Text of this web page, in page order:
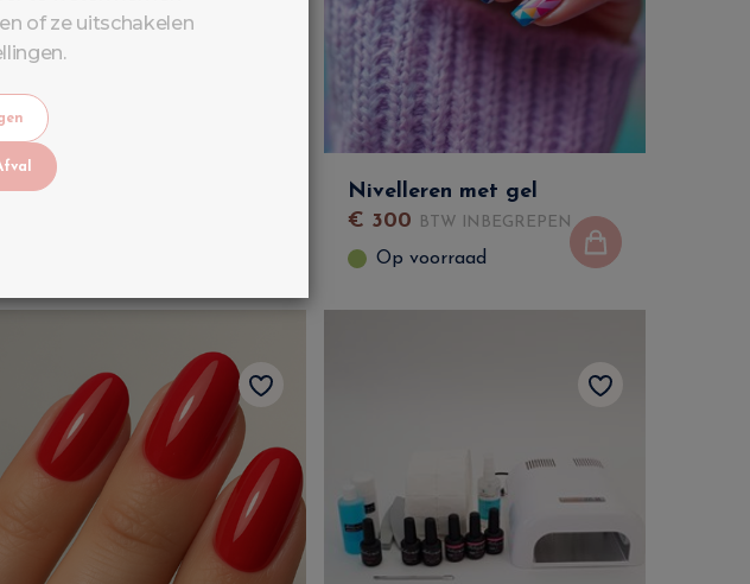
Installatie op tips
Nivelleren met gel
€ 300 BTW INBEGREPEN
Op voorraad
of ze uitschakelen